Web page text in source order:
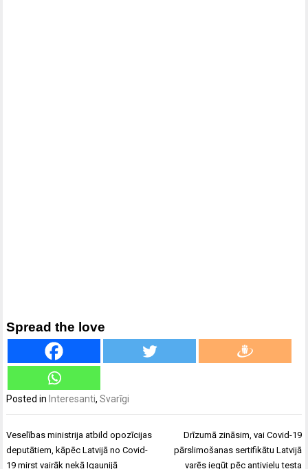
Spread the love
Posted in Interesanti,Svarīgi
Ziņu
izvēlne
Veselības ministrija atbild opozīcijas
deputātiem, kāpēc Latvijā no Covid-
19 mirst vairāk nekā Igaunijā
Drīzumā zināsim, vai Covid-19
pārslimošanas sertifikātu Latvijā
varēs iegūt pēc antivielu testa